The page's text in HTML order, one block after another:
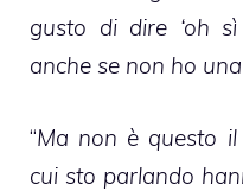
gusto di dire ‘oh
anche se non ho
“Ma non è questo
cui sto parlando